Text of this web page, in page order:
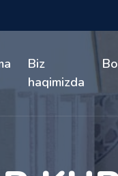
Biz
haqimizda